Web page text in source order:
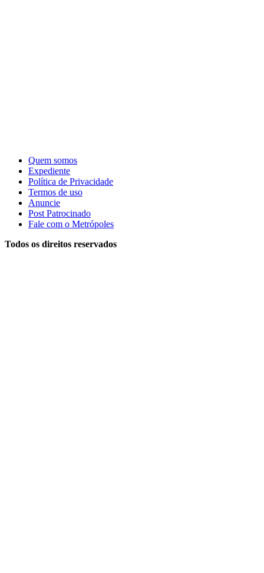
Quem somos
Expediente
Política de Privacidade
Termos de uso
Anuncie
Post Patrocinado
Fale com o Metrópoles
Todos os direitos reservados